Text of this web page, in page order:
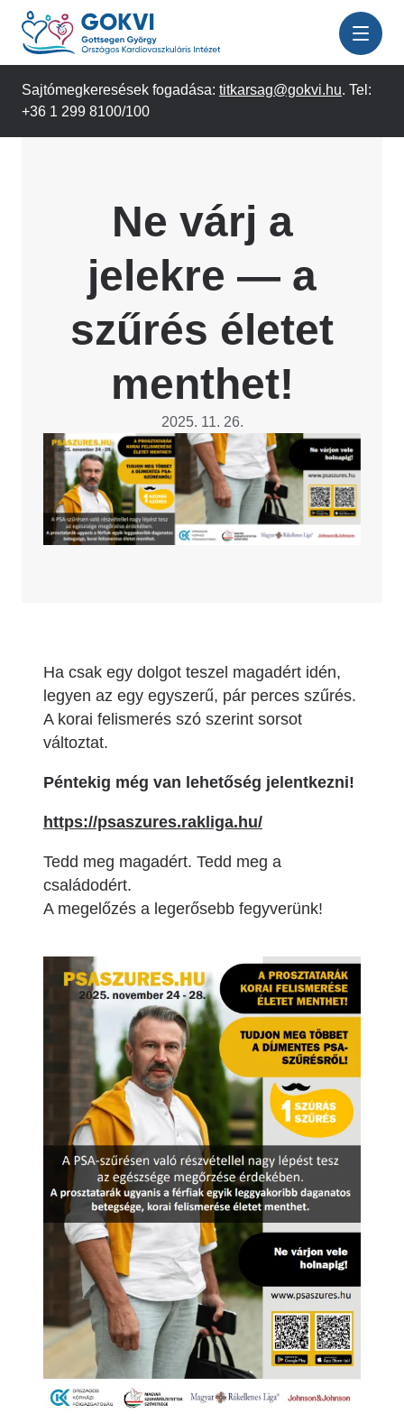
Ugrás
tartalomra
Sajtómegkeresések fogadása: titkarsag@gokvi.hu. Tel:
+36 1 299 8100/100
Ne várj a
jelekre — a
szűrés életet
menthet!
2025. 11. 26.
Image
Ha csak egy dolgot teszel magadért idén,
legyen az egy egyszerű, pár perces szűrés.
A korai felismerés szó szerint sorsot
változtat.
Péntekig még van lehetőség jelentkezni!
https://psaszures.rakliga.hu/
Tedd meg magadért. Tedd meg a
családodért.
A megelőzés a legerősebb fegyverünk!
Image